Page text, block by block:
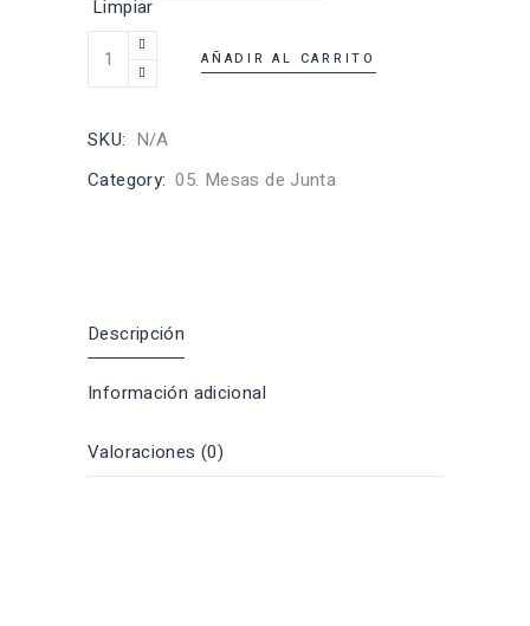
Limpiar
AÑADIR AL CARRITO
SKU: N/A
Category: 05. Mesas de Junta
Descripción
Información adicional
Valoraciones (0)